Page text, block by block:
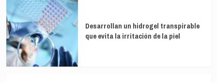
Desarrollan un hidrogel transpirable
que evita la irritación de la piel